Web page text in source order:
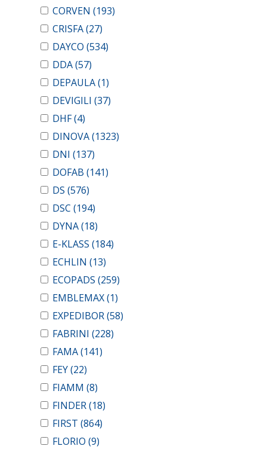
CORVEN (193)
CRISFA(27)
DAYCO (534)
DDA(57)
DEPAULA(1)
DEVIGILI (37)
DHF(4)
DINOVA(1323)
DNI (137)
DOFAB (141)
DS (576)
DSC (194)
DYNA(18)
E-KLASS (184)
ECHLIN (13)
ECOPADS (259)
EMBLEMAX(1)
EXPEDIBOR(58)
FABRINI (228)
FAMA(141)
FEY(22)
FIAMM (8)
FINDER(18)
FIRST (864)
FLORIO (9)